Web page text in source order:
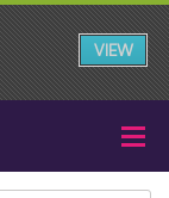
VIEW